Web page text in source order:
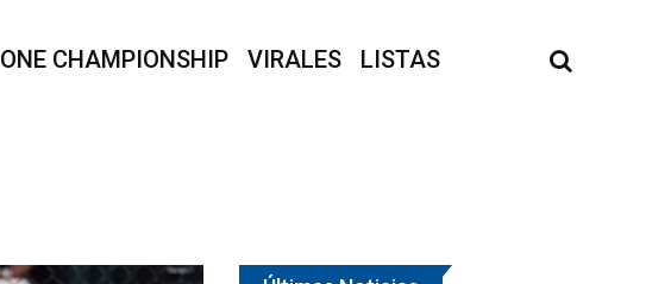
ONE CHAMPIONSHIP VIRALES LISTAS